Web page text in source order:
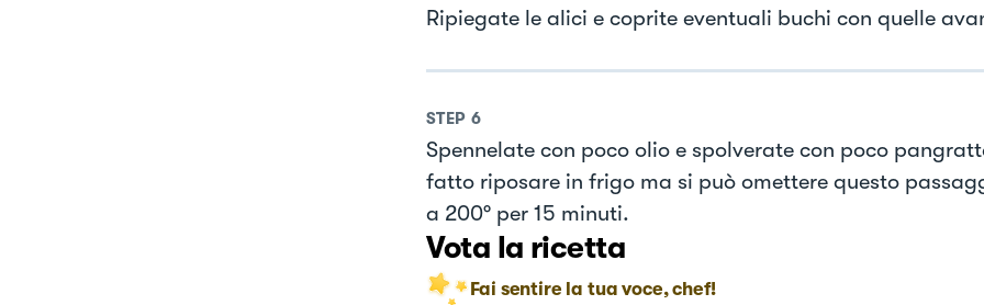
Ripiegate le alici e coprite eventuali buchi con quelle
STEP 6
Spennelate con poco olio e spolverate con poco
fatto riposare in frigo ma si può omettere questo
a 200° per 15 minuti.
Vota la ricetta
Fai sentire la tua voce, chef!